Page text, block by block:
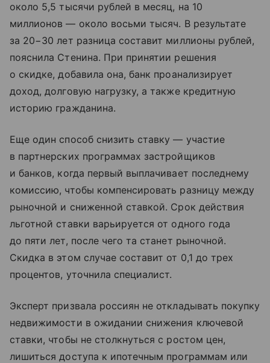
около 5,5 тысячи рублей в месяц, на 10
миллионов — около восьми тысяч. В результате
за 20−30 лет разница составит миллионы рублей,
пояснила Стенина. При принятии решения
о скидке, добавила она, банк проанализирует
доход, долговую нагрузку, а также кредитную
историю гражданина.
Еще один способ снизить ставку — участие
в партнерских программах застройщиков
и банков, когда первый выплачивает последнему
комиссию, чтобы компенсировать разницу между
рыночной и сниженной ставкой. Срок действия
льготной ставки варьируется от одного года
до пяти лет, после чего та станет рыночной.
Скидка в этом случае составит от 0,1 до трех
процентов, уточнила специалист.
Эксперт призвала россиян не откладывать покупку
недвижимости в ожидании снижения ключевой
ставки, чтобы не столкнуться с ростом цен,
лишиться доступа к ипотечным программам или